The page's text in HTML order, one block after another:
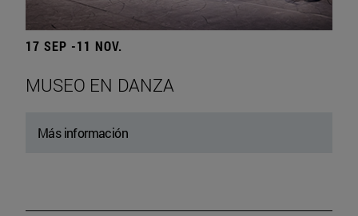
17 SEP -11 NOV.
MUSEO EN DANZA
Más información